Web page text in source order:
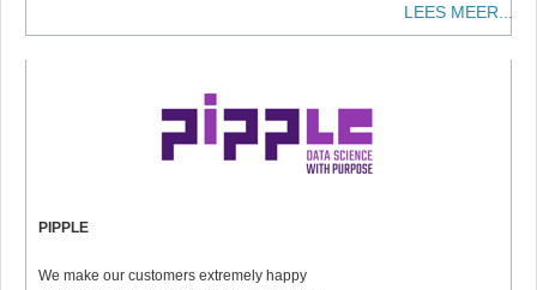
LEES MEER...
PIPPLE
We make our customers extremely happy